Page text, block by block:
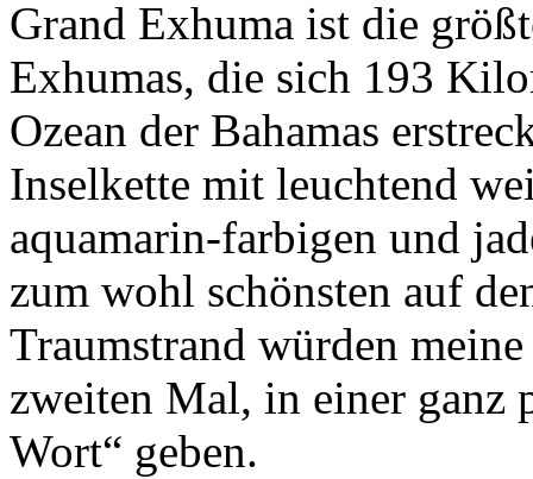
Grand Exhuma ist die
Exhumas, die sich 193
Ozean der Bahamas
Inselkette mit leuchtend
aquamarin-farbigen und
zum wohl schönsten auf
Traumstrand würden
zweiten Mal, in einer ganz
Wort“ geben.